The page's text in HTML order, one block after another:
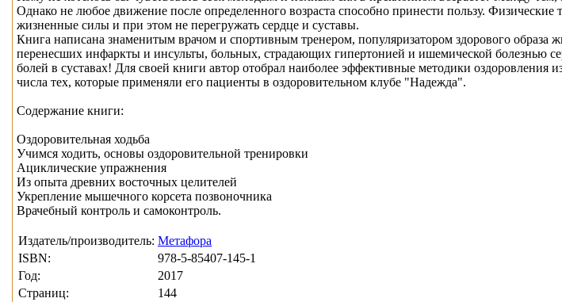
Однако не любое движение после определенного возраста способно принести пользу.
жизненные силы и при этом не перегружать сердце и суставы.
Книга написана знаменитым врачом и спортивным тренером, популяризатором здорового
перенесших инфаркты и инсульты, больных, страдающих гипертонией и ишемической болезнью
болей в суставах! Для своей книги автор отобрал наиболее эффективные методики
числа тех, которые применяли его пациенты в оздоровительном клубе "Надежда".
Содержание книги:
Оздоровительная ходьба
Учимся ходить, основы оздоровительной тренировки
Ациклические упражнения
Из опыта древних восточных целителей
Укрепление мышечного корсета позвоночника
Врачебный контроль и самоконтроль.
Издатель/производитель: Метафора
ISBN:
978-5-85407-145-1
Год:
2017
Страниц:
144